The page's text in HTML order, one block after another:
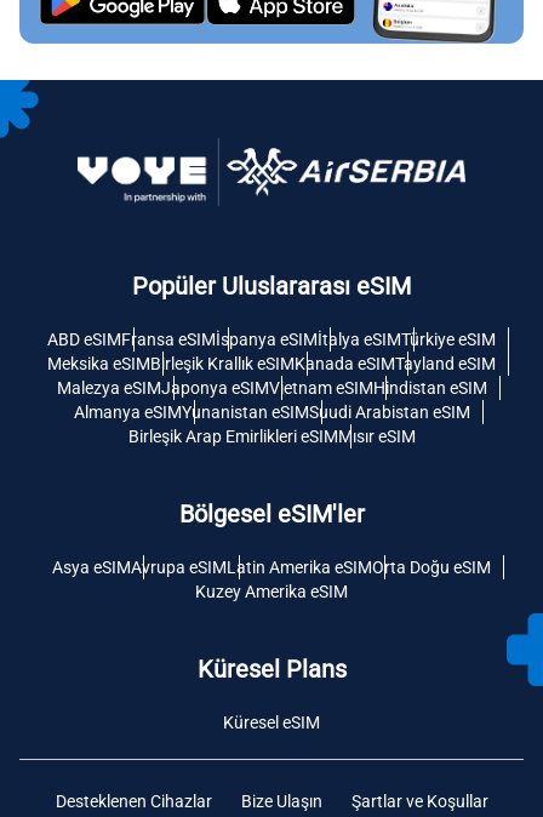
Popüler Uluslararası eSIM
ABD eSIMFransa eSIMİspanya eSIMİtalya eSIMTürkiye eSIM
Meksika eSIMBirleşik Krallık eSIMKanada eSIMTayland eSIM
Malezya eSIMJaponya eSIMVietnam eSIMHindistan eSIM
Almanya eSIMYunanistan eSIMSuudi Arabistan eSIM
Birleşik Arap Emirlikleri eSIMMısır eSIM
Bölgesel eSIM'ler
Asya eSIMAvrupa eSIMLatin Amerika eSIMOrta Doğu eSIM
Kuzey Amerika eSIM
Küresel Plans
Küresel eSIM
Desteklenen Cihazlar Bize Ulaşın Şartlar ve Koşullar